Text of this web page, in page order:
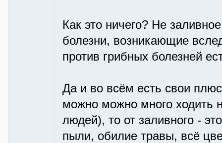
Как это ничего? Не
болезни, возникающие
против грибных болезней
Да и во всём есть свои
можно можно много ходить
людей), то от заливного -
пыли, обилие травы, всё